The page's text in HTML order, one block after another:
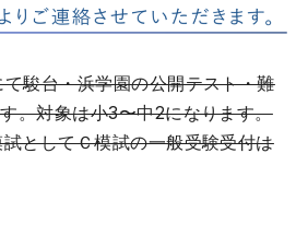
駿台・浜学園の公開テスト・難
。対象は小3〜中2になります。
としてＣ模試の一般受験受付は